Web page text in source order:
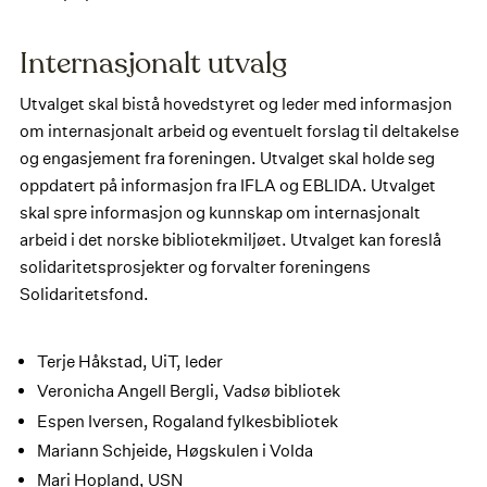
Internasjonalt utvalg
Utvalget skal bistå hovedstyret og leder med informasjon
om internasjonalt arbeid og eventuelt forslag til deltakelse
og engasjement fra foreningen. Utvalget skal holde seg
oppdatert på informasjon fra IFLA og EBLIDA. Utvalget
skal spre informasjon og kunnskap om internasjonalt
arbeid i det norske bibliotekmiljøet. Utvalget kan foreslå
solidaritetsprosjekter og forvalter foreningens
Solidaritetsfond.
Terje Håkstad, UiT, leder
Veronicha Angell Bergli, Vadsø bibliotek
Espen Iversen, Rogaland fylkesbibliotek
Mariann Schjeide, Høgskulen i Volda
Mari Hopland, USN